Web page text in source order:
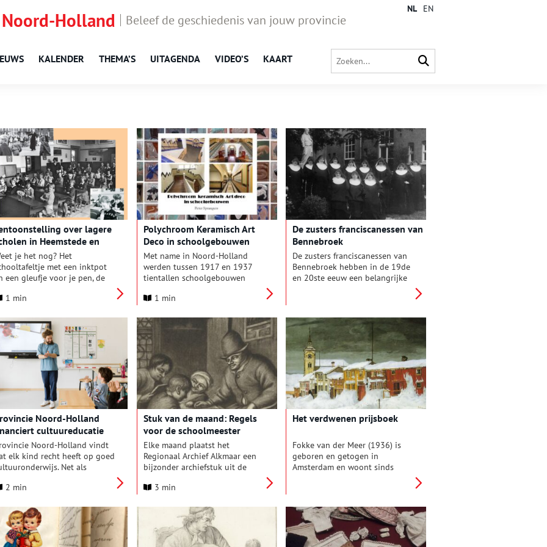
Holland Beleef de geschiedenis van jouw provincie
KALENDER THEMA’S UITAGENDA VIDEO’S KAART
NL EN
over lagere
in Heemstede en
je het nog? Het
met een inktpot
een gleufje voor je pen, de
tafels, de blinde kaart
En ken je de namen
klasgenootjes en van de
en meesters nog?
1 min
Polychroom Keramisch Art
Deco in schoolgebouwen
Met name in Noord-Holland
werden tussen 1917 en 1937
tientallen schoolgebouwen
tegeltableaus met figuratie in
wordt voor het eerst uitgebreid
besproken en visueel gemaakt
in een nieuwe publicatie van
Peter Sprangers, die nu online
beschikbaar is.
1 min
De zusters franciscanessen van
Bennebroek
De zusters franciscanessen van
Bennebroek hebben in de 19de
en 20ste eeuw een belangrijke
en Bennebroek. Hoe is het
katholieke onderwijs in
Nederland en in beide dorpen
ontstaan, wie gaven er les en
waar kwamen de zusters
vandaan?
Noord-Holland
cultuureducatie
Noord-Holland vindt
elk kind recht heeft op goed
Net als
daarom met €
programma Cultuureducatie
met Kwaliteit, waarin scholen en
culturele instellingen
samenwerken om kunst en
2 min
Stuk van de maand: Regels
voor de schoolmeester
Elke maand plaatst het
Regionaal Archief Alkmaar een
bijzonder archiefstuk uit de
Deze keer: een reglement voor
1756, dat ook mooi laat zien
wat de dorpskinderen toen
allemaal leerden. Het reglement
voor de schoolmeester van
3 min
Het verdwenen prijsboek
Fokke van der Meer (1936) is
geboren en getogen in
Amsterdam en woont sinds
gaan doen: onderzoek naar de
geschiedenis van zowel
Noorwegen als Amsterdam. Van
prijsboeken had hij nog nooit